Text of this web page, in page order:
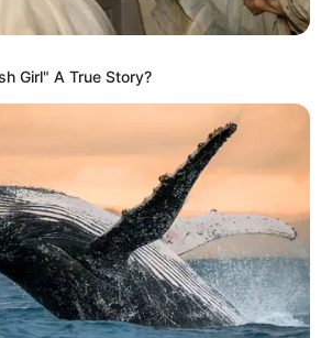
Girl" A True Story?